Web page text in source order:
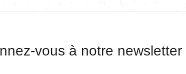
vous à notre